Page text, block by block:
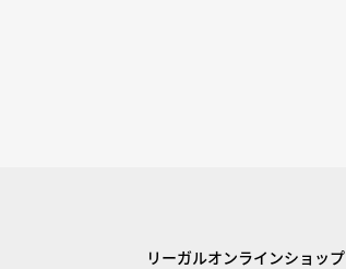
リーガルオンラインショップ